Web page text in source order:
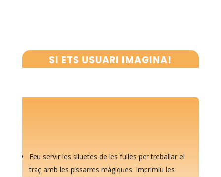
SI ETS USUARI IMAGINA!
Feu servir les siluetes de les fulles per treballar el
traç amb les pissarres màgiques. Imprimiu les